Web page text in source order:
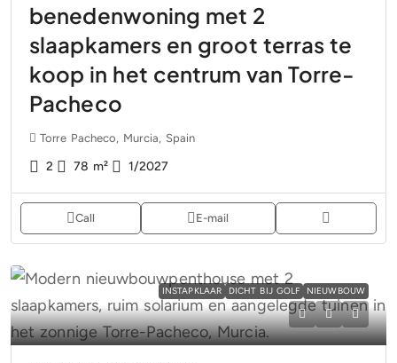
benedenwoning met 2
slaapkamers en groot terras te
koop in het centrum van Torre-
Pacheco
Torre Pacheco, Murcia, Spain
2 78 m² 1/2027
Call E-mail
INSTAPKLAAR DICHT BIJ GOLF NIEUWBOUW